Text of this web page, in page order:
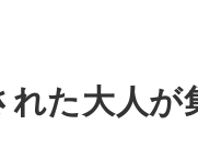
た大人が